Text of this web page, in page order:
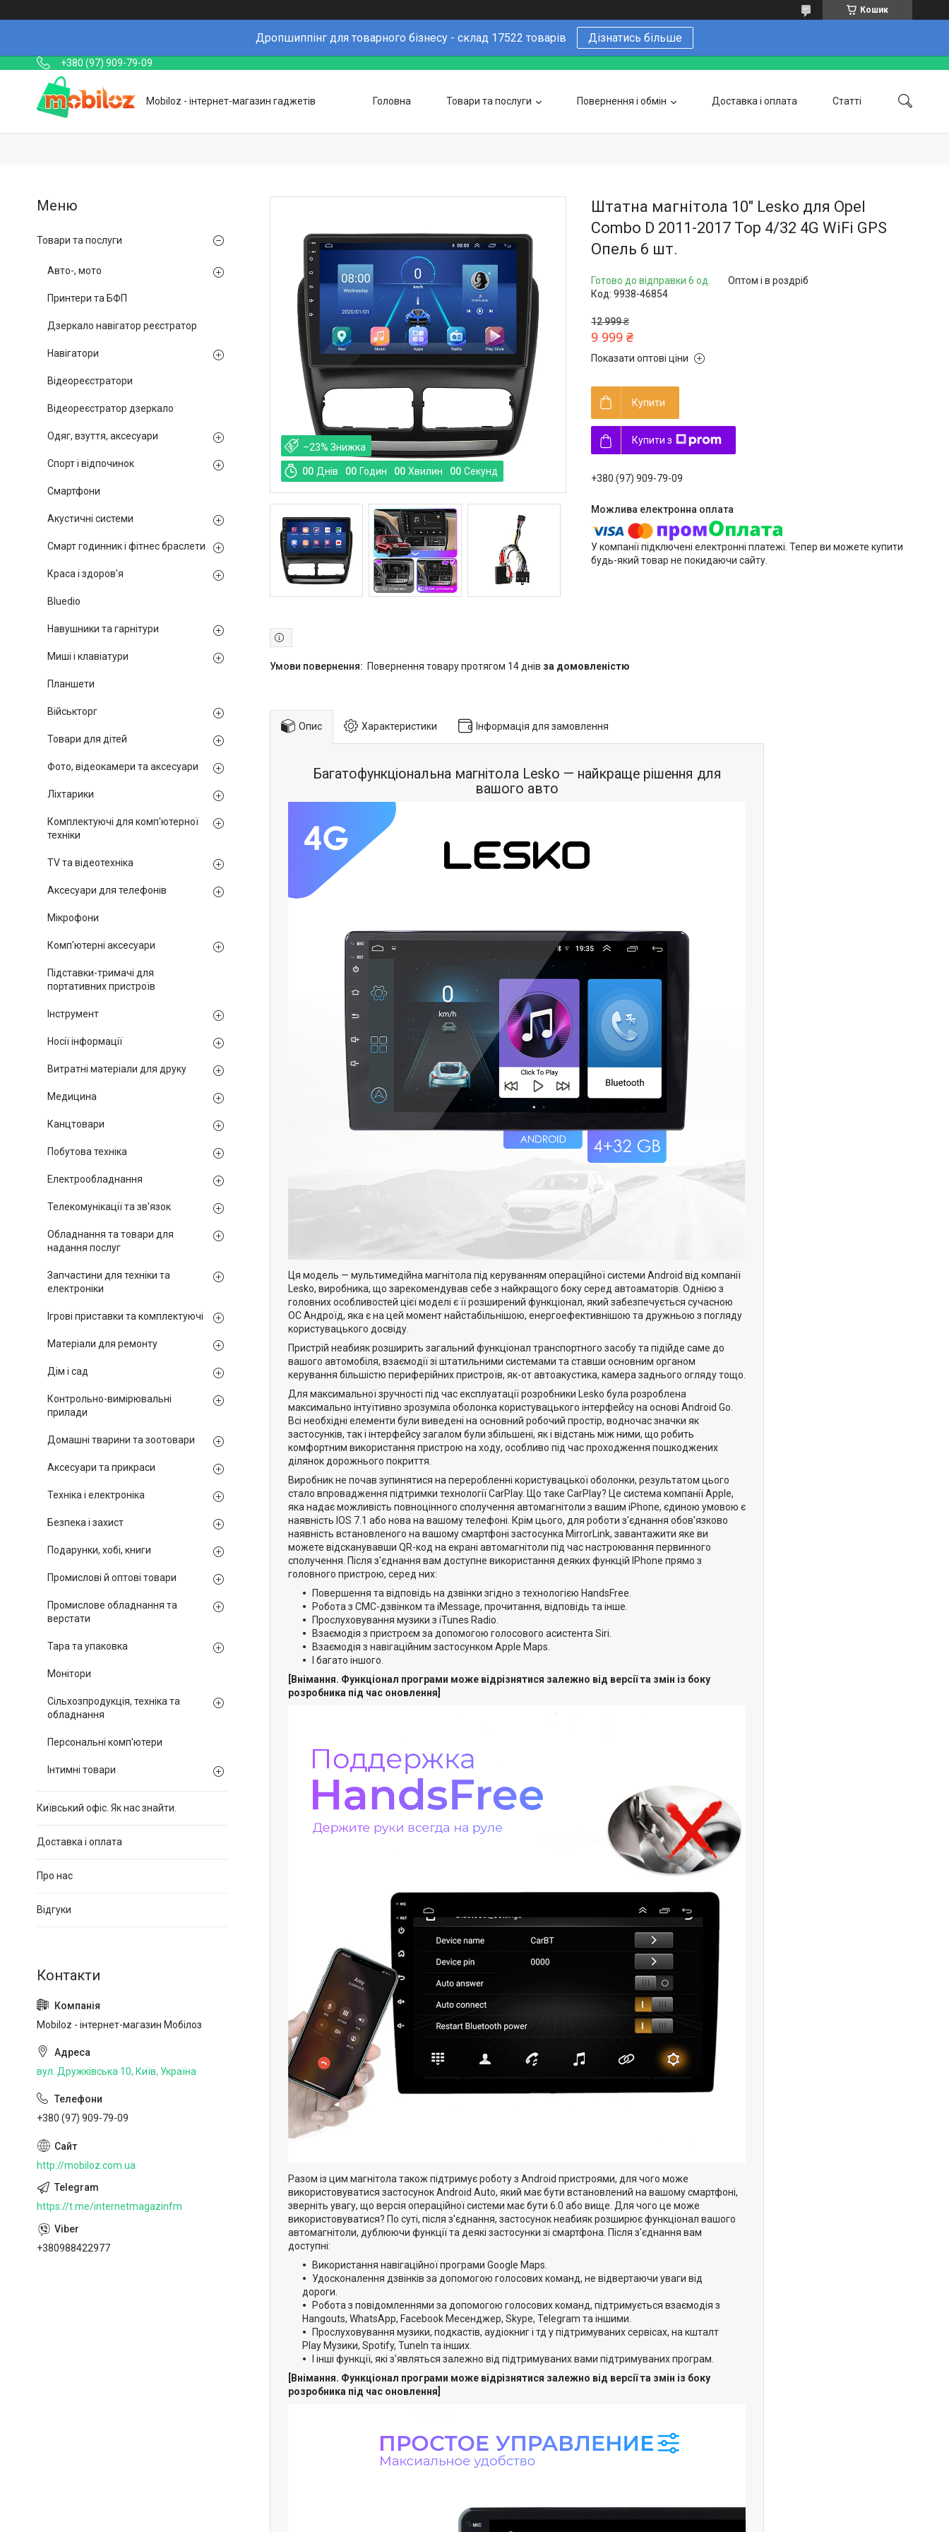
Кошик
Дропшиппінг для товарного бізнесу - склад 17522 товарів Дізнатись більше
+380 (97) 909-79-09
Mobiloz - інтернет-магазин гаджетів Головна Товари та послуги Повернення і обмін Доставка і оплата Статті
Оптовим покупцям Напишіть нам в Telegram Фотогалерея
–23%
00 Днів 00 Годин 00 Хвилин 00 Секунд
Штатна магнітола 10" Lesko для Opel
Combo D 2011-2017 Top 4/32 4G WiFi GPS
Опель 6 шт.
Готово до відправки 6 од.
Оптом і в роздріб
Код: 9938-46854
12 999 ₴
9 999 ₴
Показати оптові ціни
Купити
Купити з
+380 (97) 909-79-09
У компанії підключені електронні платежі. Тепер ви можете купити
будь-який товар не покидаючи сайту.
повернення товару протягом 14 днів за домовленістю
Опис Характеристики Інформація для замовлення
Багатофункціональна магнітола Lesko — найкраще рішення для
вашого авто
Ця модель — мультимедійна магнітола під керуванням операційної системи Android від компанії
Lesko, виробника, що зарекомендував себе з найкращого боку серед автоаматорів. Однією з
головних особливостей цієї моделі є її розширений функціонал, який забезпечується сучасною
ОС Андроїд, яка є на цей момент найстабільнішою, енергоефективнішою та дружньою з погляду
користувацького досвіду.
Пристрій неабияк розширить загальний функціонал транспортного засобу та підійде саме до
вашого автомобіля, взаємодії зі штатильними системами та ставши основним органом
керування більшістю периферійних пристроїв, як-от автоакустика, камера заднього огляду тощо.
Для максимальної зручності під час експлуатації розробники Lesko була розроблена
максимально інтуїтивно зрозуміла оболонка користувацького інтерфейсу на основі Android Go.
Всі необхідні елементи були виведені на основний робочий простір, водночас значки як
застосунків, так і інтерфейсу загалом були збільшені, як і відстань між ними, що робить
комфортним використання пристрою на ходу, особливо під час проходження пошкоджених
ділянок дорожнього покриття.
Виробник не почав зупинятися на переробленні користувацької оболонки, результатом цього
стало впровадження підтримки технології CarPlay. Що таке CarPlay? Це система компанії Apple,
яка надає можливість повноцінного сполучення автомагнітоли з вашим iPhone, єдиною умовою є
наявність IOS 7.1 або нова на вашому телефоні. Крім цього, для роботи з'єднання обов'язково
наявність встановленого на вашому смартфоні застосунка MirrorLink, завантажити яке ви
можете відсканувавши QR-код на екрані автомагнітоли під час настроювання первинного
сполучення. Після з'єднання вам доступне використання деяких функцій IPhone прямо з
головного пристрою, серед них:
Повершення та відповідь на дзвінки згідно з технологією HandsFree.
Робота з СМС-дзвінком та iMessage, прочитання, відповідь та інше.
Прослуховування музики з iTunes Radio.
Взаємодія з пристроєм за допомогою голосового асистента Siri.
Взаємодія з навігаційним застосунком Apple Maps.
І багато іншого.
[Внімання. Функціонал програми може відрізнятися залежно від версії та змін із боку
розробника під час оновлення]
Разом із цим магнітола також підтримує роботу з Android пристроями, для чого може
використовуватися застосунок Android Auto, який має бути встановлений на вашому смартфоні,
зверніть увагу, що версія операційної системи має бути 6.0 або вище. Для чого це може
використовуватися? По суті, після з'єднання, застосунок неабияк розширює функціонал вашого
автомагнітоли, дублюючи функції та деякі застосунки зі смартфона. Після з'єднання вам
доступні:
Використання навігаційної програми Google Maps.
Удосконалення дзвінків за допомогою голосових команд, не відвертаючи уваги від
дороги.
Робота з повідомленнями за допомогою голосових команд, підтримується взаємодія з
Hangouts, WhatsApp, Facebook Месенджер, Skype, Telegram та іншими.
Прослуховування музики, подкастів, аудіокниг і тд у підтримуваних сервісах, на кшталт
Play Музики, Spotify, TuneIn та інших.
І інші функції, які з'являться залежно від підтримуваних вами підтримуваних програм.
[Внімання. Функціонал програми може відрізнятися залежно від версії та змін із боку
розробника під час оновлення]
Товари та послуги
Авто-, мото
Принтери та БФП
Дзеркало навігатор реєстратор
Навігатори
Відеореєстратори
Відеореєстратор дзеркало
Одяг, взуття, аксесуари
Спорт і відпочинок
Смартфони
Акустичні системи
Смарт годинник і фітнес браслети
Краса і здоров'я
Bluedio
Навушники та гарнітури
Миші і клавіатури
Планшети
Військторг
Товари для дітей
Фото, відеокамери та аксесуари
Ліхтарики
Комплектуючі для комп'ютерної
техніки
TV та відеотехніка
Аксесуари для телефонів
Мікрофони
Комп'ютерні аксесуари
Підставки-тримачі для
портативних пристроїв
Інструмент
Носії інформації
Витратні матеріали для друку
Медицина
Канцтовари
Побутова техніка
Електрообладнання
Телекомунікації та зв'язок
Обладнання та товари для
надання послуг
Запчастини для техніки та
електроніки
Ігрові приставки та комплектуючі
Матеріали для ремонту
Дім і сад
Контрольно-вимірювальні
прилади
Домашні тварини та зоотовари
Аксесуари та прикраси
Техніка і електроніка
Безпека і захист
Подарунки, хобі, книги
Промислові й оптові товари
Промислове обладнання та
верстати
Тара та упаковка
Монітори
Сільхозпродукція, техніка та
обладнання
Персональні комп'ютери
Інтимні товари
Київський офіс. Як нас знайти.
Доставка і оплата
Про нас
Відгуки
Mobiloz - інтернет-магазин Мобілоз
вул. Дружківська 10, Київ, Україна
+380 (97) 909-79-09
http://mobiloz.com.ua
https://t.me/internetmagazinfm
+380988422977